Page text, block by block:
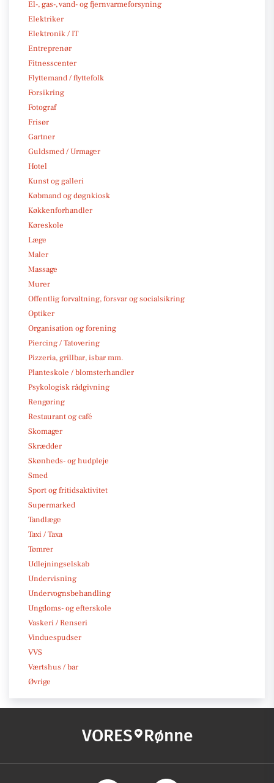
El-, gas-, vand- og fjernvarmeforsyning
Elektriker
Elektronik / IT
Entreprenør
Fitnesscenter
Flyttemand / flyttefolk
Forsikring
Fotograf
Frisør
Gartner
Guldsmed / Urmager
Hotel
Kunst og galleri
Købmand og døgnkiosk
Køkkenforhandler
Køreskole
Læge
Maler
Massage
Murer
Offentlig forvaltning, forsvar og socialsikring
Optiker
Organisation og forening
Piercing / Tatovering
Pizzeria, grillbar, isbar mm.
Planteskole / blomsterhandler
Psykologisk rådgivning
Rengøring
Restaurant og café
Skomager
Skrædder
Skønheds- og hudpleje
Smed
Sport og fritidsaktivitet
Supermarked
Tandlæge
Taxi / Taxa
Tømrer
Udlejningselskab
Undervisning
Undervognsbehandling
Ungdoms- og efterskole
Vaskeri / Renseri
Vinduespudser
VVS
Værtshus / bar
Øvrige
VORES Rønne